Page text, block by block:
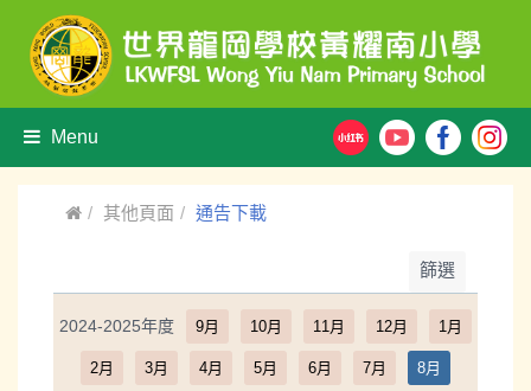
Menu
其他頁面 通告下載
篩選
2024-2025年度 9月 10月 11月 12月 1月
2月 3月 4月 5月 6月 7月 8月